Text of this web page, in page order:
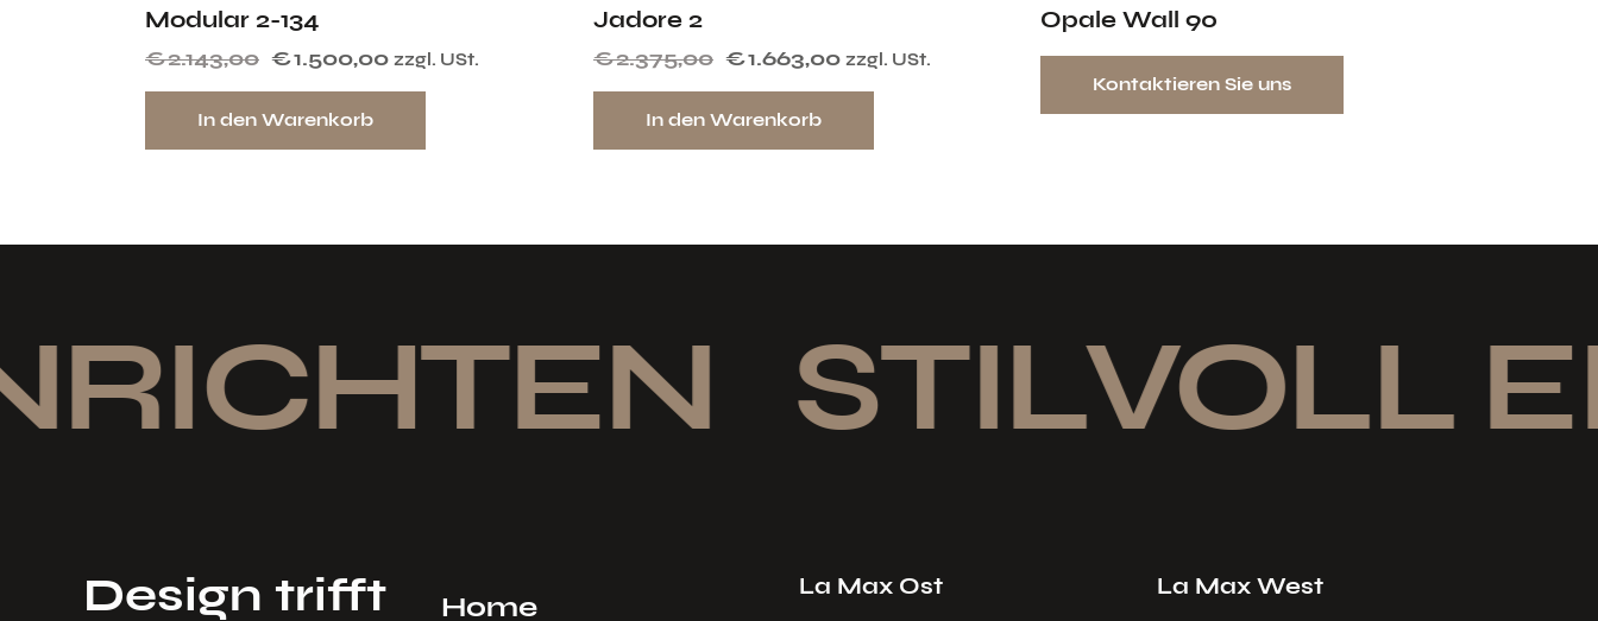
Modular 2-134
€2.143,00 €1.500,00 zzgl. USt.
In den Warenkorb
Jadore 2
€2.375,00 €1.663,00 zzgl. USt.
In den Warenkorb
Opale Wall 90
Kontaktieren Sie uns
STILVOLL
Design trifft
Home
La Max Ost La Max West